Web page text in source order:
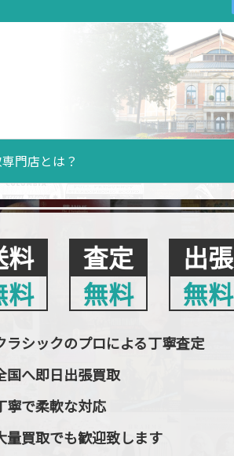
門店とは？
料
料
査定
無料
出張
無料
ラシックのプロによる丁寧査定
国へ即日出張買取
寧で柔軟な対応
量買取でも歓迎致します